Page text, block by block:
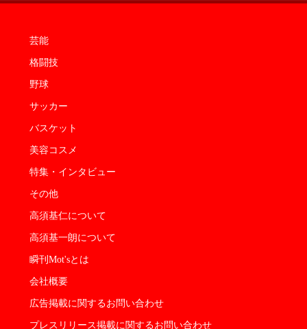
芸能
格闘技
野球
サッカー
バスケット
美容コスメ
特集・インタビュー
その他
高須基仁について
高須基一朗について
瞬刊Mot'sとは
会社概要
広告掲載に関するお問い合わせ
プレスリリース掲載に関するお問い合わせ